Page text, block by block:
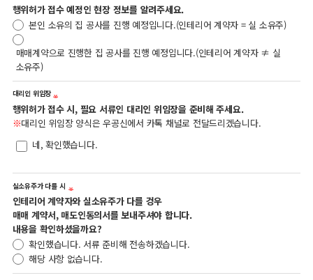
행위허가 접수 예정인 현장 정보를 알려주세요.
본인 소유의 집 공사를 진행 예정입니다.(인테리어 계약자 = 실 소유주)
매매계약으로 진행한 집 공사를 진행 예정입니다.(인테리어 계약자 ≠ 실
소유주)
대리인 위임장
행위허가 접수 시, 필요 서류인 대리인 위임장을 준비해 주세요.
※대리인 위임장 양식은 우공신에서 카톡 채널로 전달드리겠습니다.
네, 확인했습니다.
실소유주가 다를 시
인테리어 계약자와 실소유주가 다를 겅우
매매 계약서, 매도인동의서를 보내주셔야 합니다.
내용을 확인하셨을까요?
확인했습니다. 서류 준비해 전송하겠습니다.
해당 사항 없습니다.